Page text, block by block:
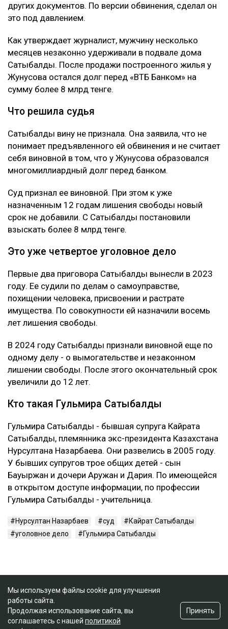
других документов. По версии обвинения, сделал он
это под давлением.
Как утверждает журналист, мужчину несколько
месяцев незаконно удерживали в подвале дома
Сатыбалды. После продажи построенного жилья у
Жунусова остался долг перед «ВТБ Банком» на
сумму более 8 млрд тенге.
Что решила судья
Сатыбалды вину не признала. Она заявила, что не
понимает предъявленного ей обвинения и не считает
себя виновной в том, что у Жунусова образовался
многомиллиардный долг перед банком.
Суд признал ее виновной. При этом к уже
назначенным 12 годам лишения свободы новый
срок не добавили. С Сатыбалды постановили
взыскать более 8 млрд тенге.
Это уже четвертое уголовное дело
Первые два приговора Сатыбалды вынесли в 2023
году. Ее судили по делам о самоуправстве,
похищении человека, присвоении и растрате
имущества. По совокупности ей назначили восемь
лет лишения свободы.
В 2024 году Сатыбалды признали виновной еще по
одному делу - о вымогательстве и незаконном
лишении свободы. После этого окончательный срок
увеличили до 12 лет.
Кто такая Гульмира Сатыбалды
Гульмира Сатыбалды - бывшая супруга Кайрата
Сатыбалды, племянника экс-президента Казахстана
Нурсултана Назарбаева. Они развелись в 2005 году.
У бывших супругов трое общих детей - сын
Бауыржан и дочери Аружан и Дария. По имеющейся
в открытом доступе информации, по профессии
Гульмира Сатыбалды - учительница.
Нурсултан Назарбаев суд
Кайрат Сатыбалды
уголовное дело
Гульмира Сатыбалды
Мы используем файлы cookie для улучшения
работы сайта.
Продолжая использование сайта, вы
соглашаетесь с нашей политикой
Принять